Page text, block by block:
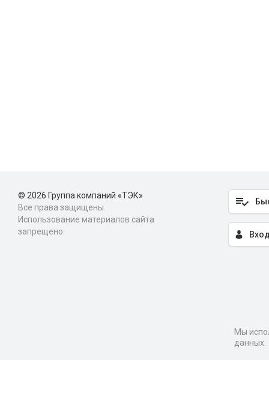
© 2026 Группа компаний «ТЭК»
Все права защищены.
Использование материалов сайта
запрещено.
Мы
данных.